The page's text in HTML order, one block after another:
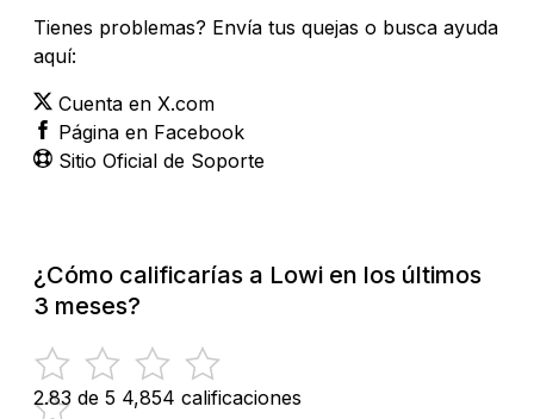
Tienes problemas? Envía tus quejas o busca ayuda
aquí:
Cuenta en X.com
Página en Facebook
Sitio Oficial de Soporte
¿Cómo calificarías a Lowi en los últimos
3 meses?
2.83 de 5 4,854 calificaciones